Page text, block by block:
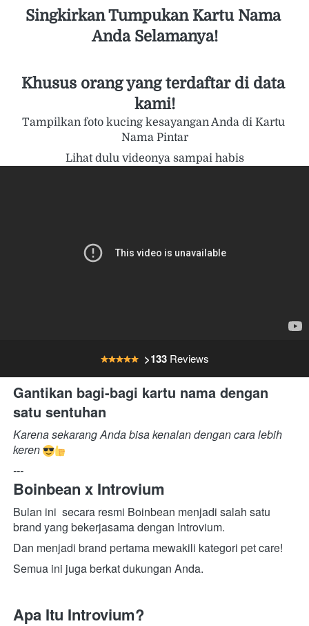
Singkirkan Tumpukan Kartu Nama
Anda Selamanya!
Khusus orang yang terdaftar di data
kami!
Tampilkan foto kucing kesayangan Anda di Kartu
Nama Pintar
Lihat dulu videonya sampai habis
>133 Reviews
Gantikan bagi-bagi kartu nama dengan
satu sentuhan
Karena sekarang Anda bisa kenalan dengan cara lebih
keren
---
Boinbean x Introvium
Bulan ini  secara resmi Boinbean menjadi salah satu
brand yang bekerjasama dengan Introvium.
Dan menjadi brand pertama mewakili kategori pet care!
Semua ini juga berkat dukungan Anda.
Apa Itu Introvium?